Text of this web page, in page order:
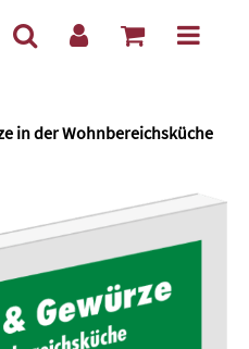
in der Wohnbereichsküche